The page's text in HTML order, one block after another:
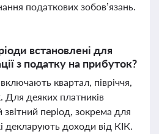
податкових зобов’язань.
встановлені для
з податку на прибуток?
квартал, півріччя,
Для деяких платників
звітний період, зокрема для
декларують доходи від КІК.